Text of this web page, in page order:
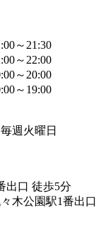
～21:30
22:00
20:00
19:00
週火曜日
出口 徒歩5分
木公園駅1番出口